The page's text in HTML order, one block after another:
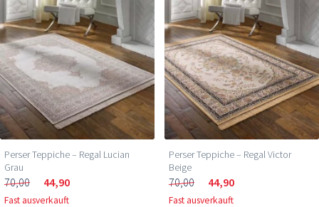
Perser Teppiche – Regal Lucian
Grau
70,00 44,90
Fast ausverkauft
Perser Teppiche – Regal Victor
Beige
70,00 44,90
Fast ausverkauft